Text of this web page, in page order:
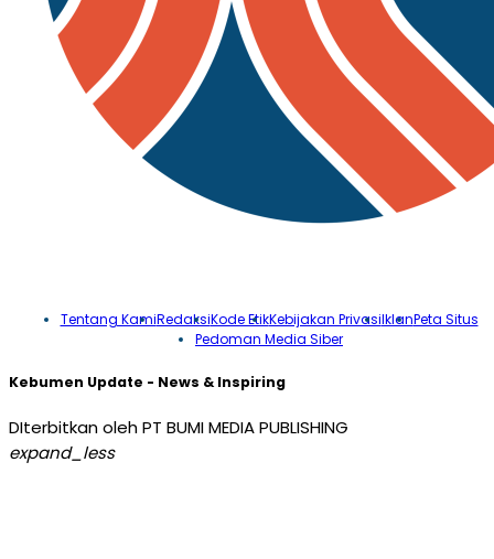
Tentang KamiRedaksiKode EtikKebijakan PrivasiIklanPeta Situs
Pedoman Media Siber
Kebumen Update - News & Inspiring
DIterbitkan oleh PT BUMI MEDIA PUBLISHING
expand_less